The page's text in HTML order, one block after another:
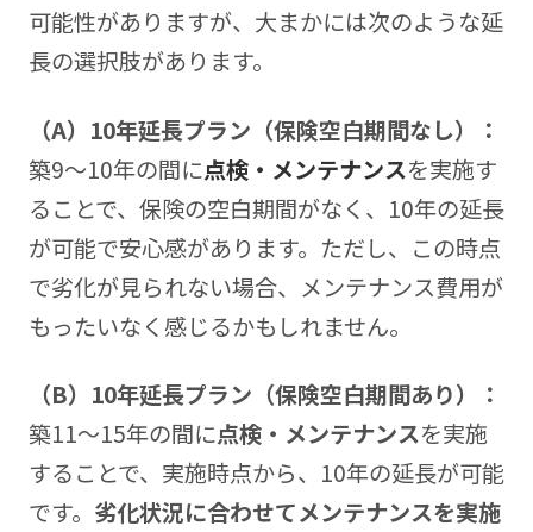
可能性がありますが、大まかには次のような延
長の選択肢があります。
（A）10年延長プラン（保険空白期間なし）：
築9〜10年の間に点検・メンテナンスを実施す
ることで、保険の空白期間がなく、10年の延長
が可能で安心感があります。ただし、この時点
で劣化が見られない場合、メンテナンス費用が
もったいなく感じるかもしれません。
（B）10年延長プラン（保険空白期間あり）：
築11〜15年の間に点検・メンテナンスを実施
することで、実施時点から、10年の延長が可能
です。 劣化状況に合わせてメンテナンスを実施